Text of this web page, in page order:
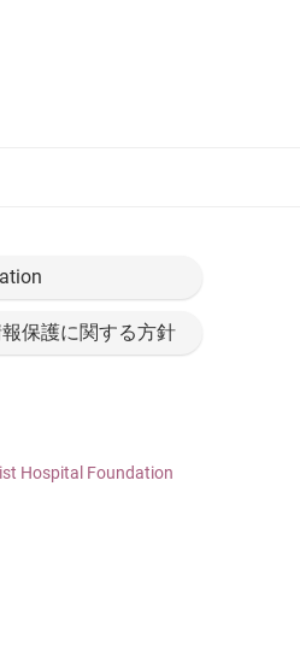
保護に関する方針
Hospital Foundation